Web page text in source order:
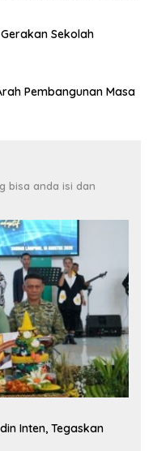
Sekolah
Pembangunan Masa
bisa anda isi dan
Inten, Tegaskan